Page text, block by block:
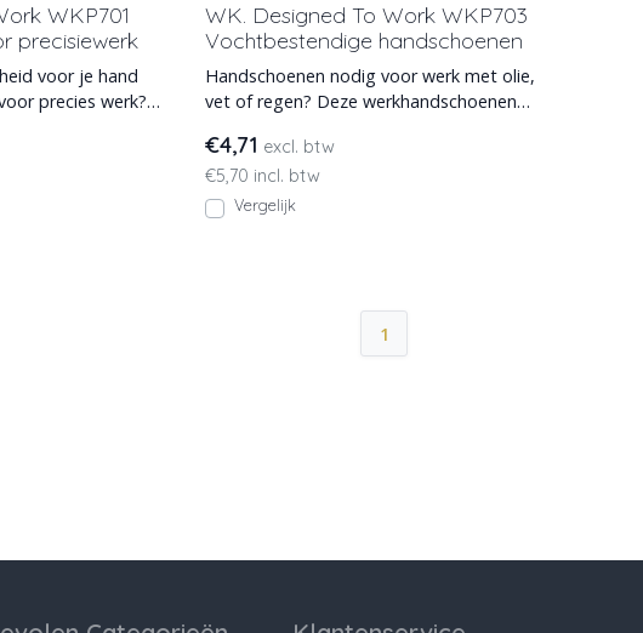
WKP701
precisiewerk
voor je hand
precies werk?
WK. Designed To Work WKP703
Vochtbestendige handschoenen
Handschoenen nodig voor werk met olie,
vet of regen? Deze werkhandschoenen
€4,71 excl. btw
€5,70 incl. btw
Vergelijk
1